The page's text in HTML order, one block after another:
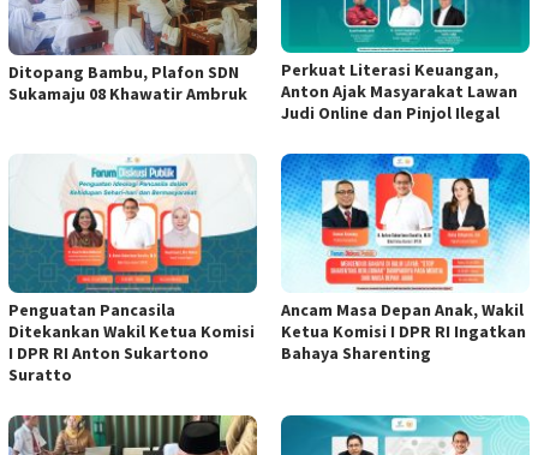
Ditopang Bambu, Plafon SDN
Sukamaju 08 Khawatir Ambruk
Perkuat Literasi Keuangan,
Anton Ajak Masyarakat Lawan
Judi Online dan Pinjol Ilegal
Penguatan Pancasila
Ditekankan Wakil Ketua Komisi
I DPR RI Anton Sukartono
Suratto
Ancam Masa Depan Anak, Wakil
Ketua Komisi I DPR RI Ingatkan
Bahaya Sharenting